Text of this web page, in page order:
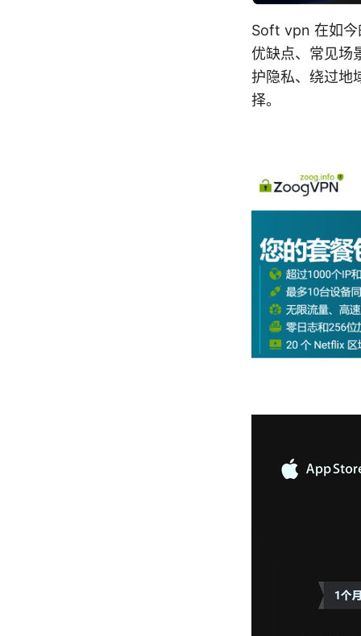
Soft vpn 在如今
优缺点、常见场
护隐私、绕过地
择。